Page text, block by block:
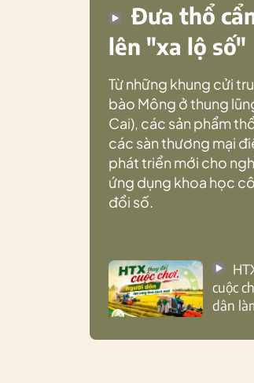
Đưa thổ
lên "xa lộ số"
Từ những khung cửi
bào Mông ở thung
Cai), các sản phẩm
các sàn thương mại
phát triển mới cho
ứng dụng khoa học
đổi số.
cuộc
dân